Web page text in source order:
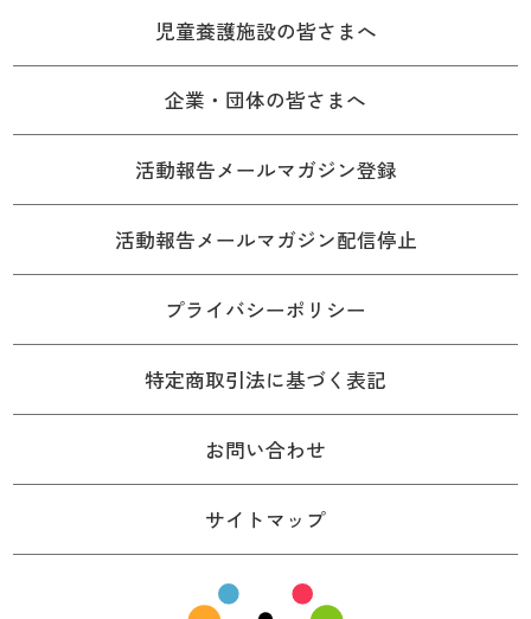
児童養護施設の皆さまへ
企業・団体の皆さまへ
活動報告メールマガジン登録
活動報告メールマガジン配信停止
プライバシーポリシー
特定商取引法に基づく表記
お問い合わせ
サイトマップ